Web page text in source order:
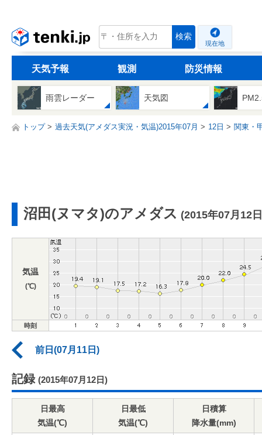
tenki.jp 検索
現在地
天気予報 観測 防災情報
雨雲レーダー 天気図
トップ 過去天気(アメダス実況・気温)2015年07月 12日 関東・
沼田(ヌマタ)のアメダス (2015年07月12
気温
(℃)
時刻
前日(07月11日)
記録 (2015年07月12日)
日最高
気温(℃)
日最低
気温(℃)
日積算
降水量(mm)